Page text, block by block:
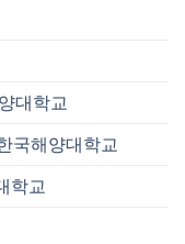
대학교
국해양대학교
학교